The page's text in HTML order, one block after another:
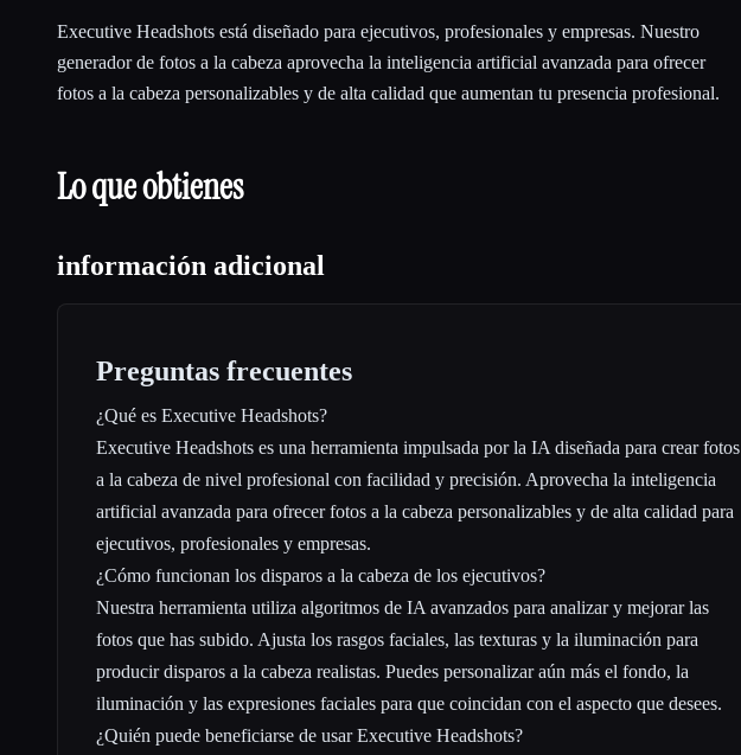
Executive Headshots está diseñado para ejecutivos, profesionales y empresas. Nuestro
generador de fotos a la cabeza aprovecha la inteligencia artificial avanzada para ofrecer
fotos a la cabeza personalizables y de alta calidad que aumentan tu presencia profesional.
Lo que obtienes
información adicional
Preguntas frecuentes
¿Qué es Executive Headshots?
Executive Headshots es una herramienta impulsada por la IA diseñada para crear fotos
a la cabeza de nivel profesional con facilidad y precisión. Aprovecha la inteligencia
artificial avanzada para ofrecer fotos a la cabeza personalizables y de alta calidad para
ejecutivos, profesionales y empresas.
¿Cómo funcionan los disparos a la cabeza de los ejecutivos?
Nuestra herramienta utiliza algoritmos de IA avanzados para analizar y mejorar las
fotos que has subido. Ajusta los rasgos faciales, las texturas y la iluminación para
producir disparos a la cabeza realistas. Puedes personalizar aún más el fondo, la
iluminación y las expresiones faciales para que coincidan con el aspecto que desees.
¿Quién puede beneficiarse de usar Executive Headshots?